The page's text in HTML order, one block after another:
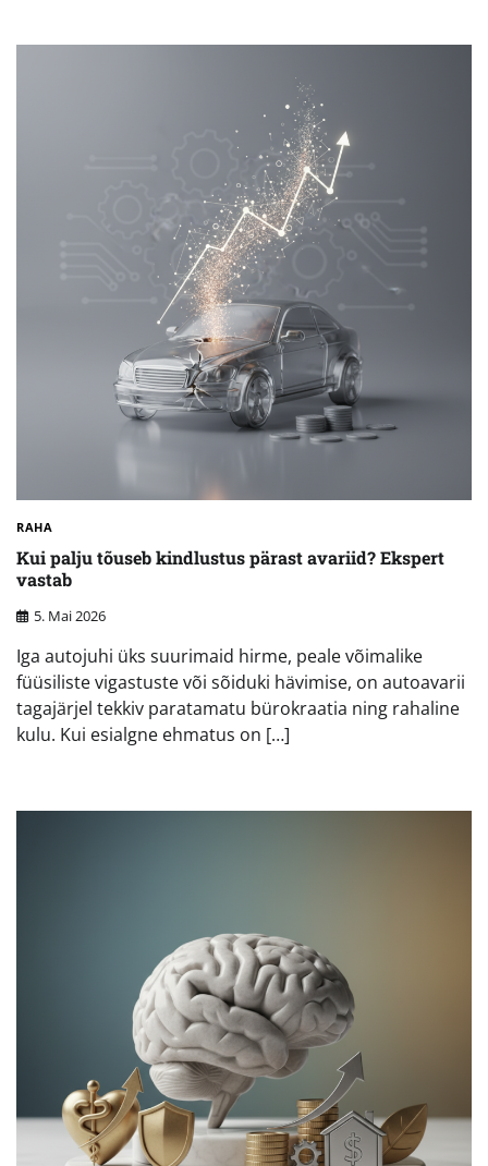
RAHA
Kui palju tõuseb kindlustus pärast avariid? Ekspert
vastab
5. Mai 2026
Iga autojuhi üks suurimaid hirme, peale võimalike
füüsiliste vigastuste või sõiduki hävimise, on autoavarii
tagajärjel tekkiv paratamatu bürokraatia ning rahaline
kulu. Kui esialgne ehmatus on […]